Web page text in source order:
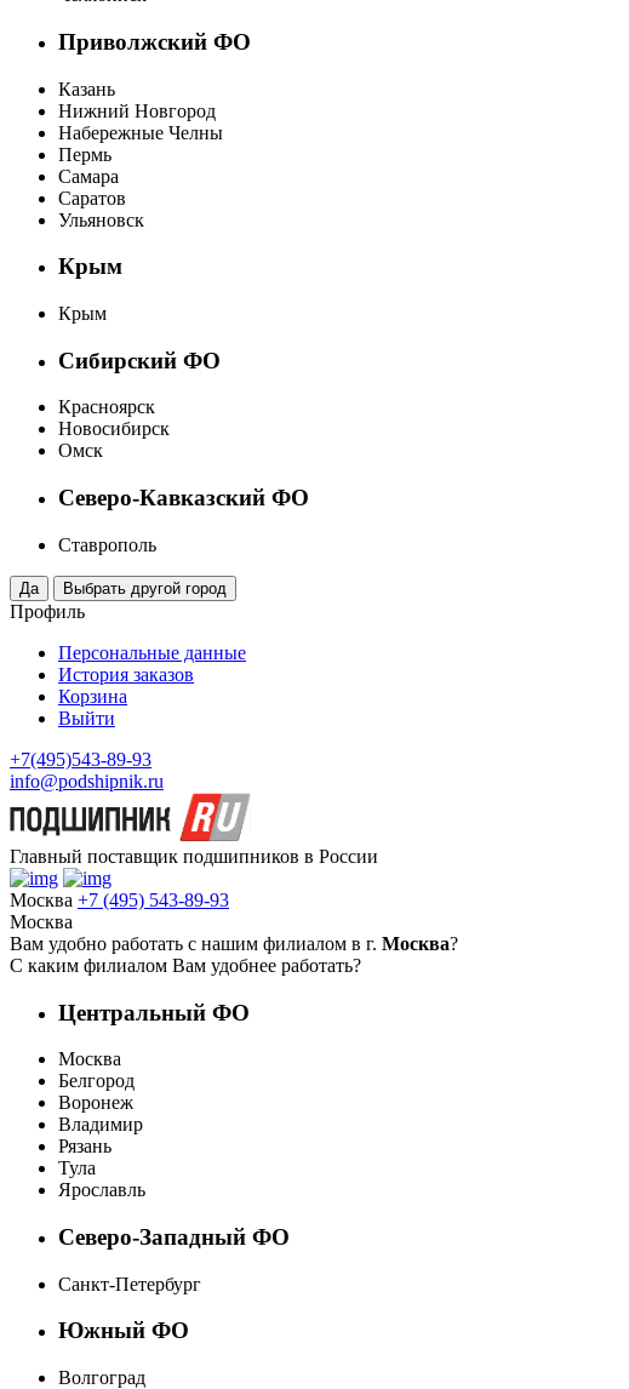
Приволжский ФО
Казань
Нижний Новгород
Набережные Челны
Пермь
Самара
Саратов
Ульяновск
Крым
Крым
Сибирский ФО
Красноярск
Новосибирск
Омск
Северо-Кавказский ФО
Ставрополь
Профиль
Персональные данные
История заказов
Корзина
Выйти
+7(495)543-89-93
info@podshipnik.ru
Главный поставщик подшипников в России
Москва +7 (495) 543-89-93
Москва
Вам удобно работать с нашим филиалом в г. Москва?
С каким филиалом Вам удобнее работать?
Центральный ФО
Москва
Белгород
Воронеж
Владимир
Рязань
Тула
Ярославль
Северо-Западный ФО
Санкт-Петербург
Южный ФО
Волгоград